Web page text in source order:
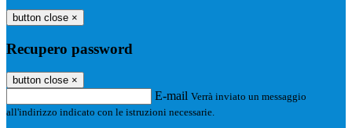
button close ×
Recupero password
button close ×
E-mail Verrà inviato un messaggio
all'indirizzo indicato con le istruzioni necessarie.